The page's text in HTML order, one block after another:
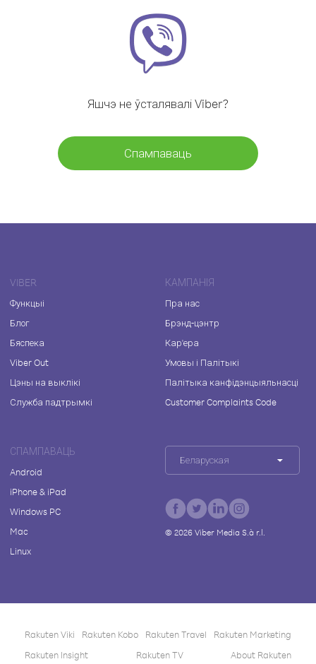
Яшчэ не ўсталявалі Viber?
Спампаваць
VIBER
Функцыі
Блог
Бяспека
Viber Out
Цэны на выклікі
Служба падтрымкі
КАМПАНІЯ
Пра нас
Брэнд-цэнтр
Кар'ера
Умовы і Палітыкі
Палітыка канфідэнцыяльнасці
Customer Complaints Code
СПАМПАВАЦЬ
Android
iPhone & iPad
Windows PC
Mac
Linux
Беларуская
© 2026Viber Media S.à r.l.
Rakuten Viki Rakuten Kobo Rakuten Travel
Rakuten Marketing
Rakuten Insight
Rakuten TV About Rakuten